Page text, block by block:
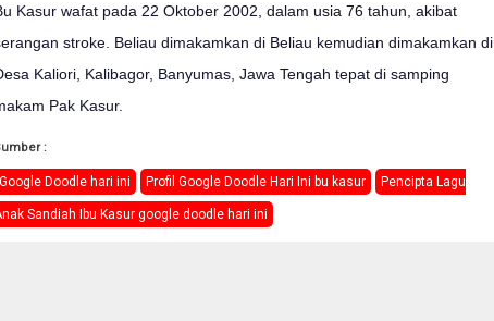
Kasur wafat pada 22 Oktober 2002, dalam usia 76 tahun, akibat
stroke. Beliau dimakamkan di Beliau kemudian dimakamkan di
Kaliori, Kalibagor, Banyumas, Jawa Tengah tepat di samping
Pak Kasur.
:
Google Doodle hari ini Profil Google Doodle Hari Ini bu kasur Pencipta Lagu
Sandiah Ibu Kasur google doodle hari ini